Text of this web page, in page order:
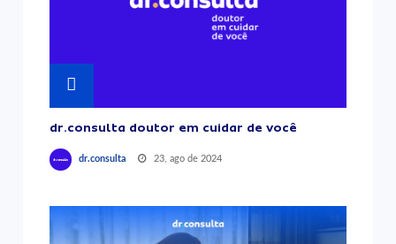
dr.consulta doutor em cuidar de você
dr.consulta 23, ago de 2024